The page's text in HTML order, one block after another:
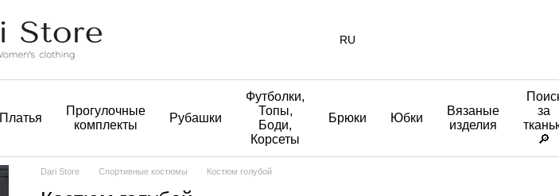
RU
Платья
Прогулочные
комплекты
Рубашки
Футболки,
Топы,
Боди,
Корсеты
Брюки Юбки
Вязаные
изделия
за
🔎
Dari Store Спортивные костюмы Костюм голубой